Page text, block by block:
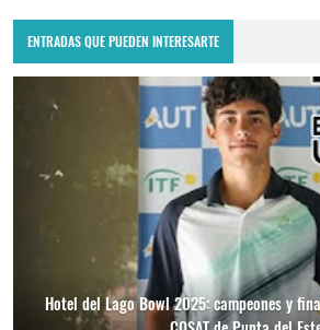
ENTRADAS QUE PUEDEN INTERESARTE
Hotel del Lago Bowl 2025: campeones y